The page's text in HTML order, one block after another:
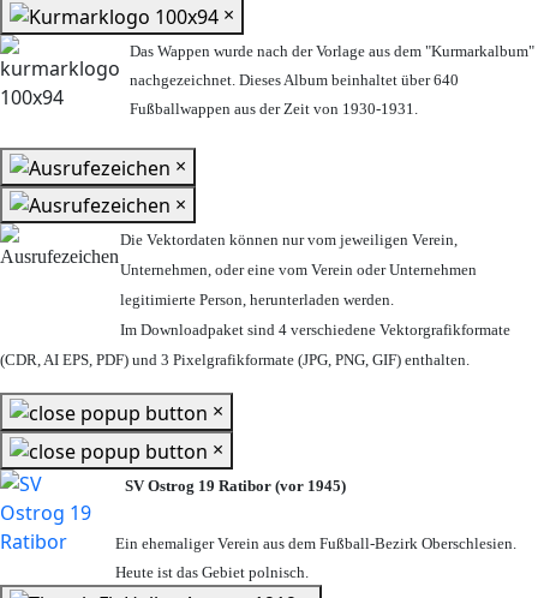
×
Das Wappen wurde nach der Vorlage aus dem "Kurmarkalbum"
nachgezeichnet. Dieses Album beinhaltet über 640
Fußballwappen aus der Zeit von 1930-1931.
×
×
Die Vektordaten können nur vom jeweiligen Verein,
Unternehmen, oder eine vom Verein oder Unternehmen
legitimierte Person, herunterladen werden.
Im Downloadpaket sind 4 verschiedene Vektorgrafikformate
(CDR, AI EPS, PDF) und 3 Pixelgrafikformate (JPG, PNG, GIF) enthalten.
×
×
SV Ostrog 19 Ratibor (vor 1945)
Ein ehemaliger Verein aus dem Fußball-Bezirk Oberschlesien.
Heute ist das Gebiet polnisch.